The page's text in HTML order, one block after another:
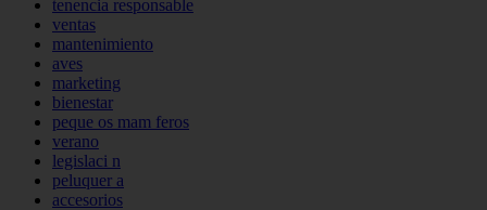
tenencia responsable
ventas
mantenimiento
aves
marketing
bienestar
peque os mam feros
verano
legislaci n
peluquer a
accesorios